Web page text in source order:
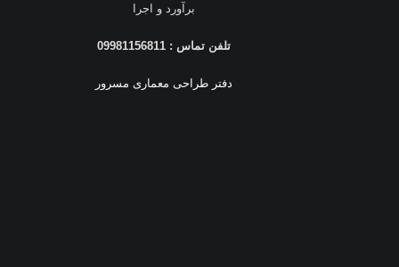
برآورد و اجرا
تلفن تماس : 09981156811
دفتر طراحی معماری مسرور